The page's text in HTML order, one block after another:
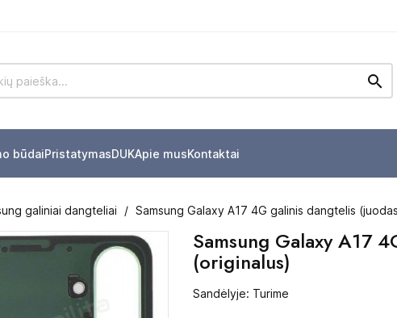

būdaiPristatymasDUKApie musKontaktai
galiniai dangteliai Samsung Galaxy A17 4G galinis dangtelis
Samsung Galaxy A17
(originalus)
Sandėlyje: Turime